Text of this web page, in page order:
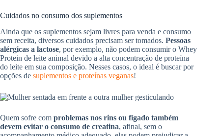
Cuidados no consumo dos suplementos
Ainda que os suplementos sejam livres para venda e consumo
sem receita, diversos cuidados precisam ser tomados. Pessoas
alérgicas a lactose, por exemplo, não podem consumir o Whey
Protein de leite animal devido a alta concentração de proteína
do leite em sua composição. Nesses casos, o ideal é buscar por
opções de suplementos e proteínas veganas!
Quem sofre com problemas nos rins ou fígado também
devem evitar o consumo de creatina, afinal, sem o